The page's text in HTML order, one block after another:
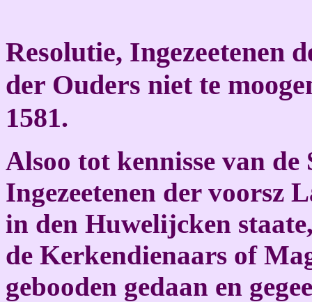
Resolutie, Ingezeetenen
der Ouders niet te
1581.
Alsoo tot kennisse van de
Ingezeetenen der voorsz
in den Huwelijcken
de Kerkendienaars of
gebooden gedaan en